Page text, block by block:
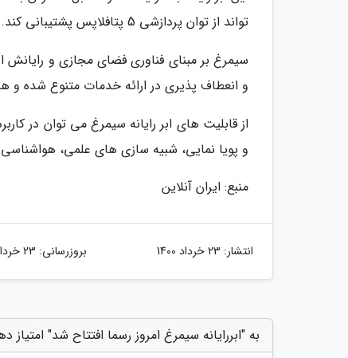
تواند از توان پردازشی 5 پتافلاپس پشتیبانی کند.
سیمرغ بر مبنای فناوری فضای مجازی و
و انعطاف پذیری در ارائه خدمات متنوع شده و
از قابلیت های ابر رایانه سیمرغ می توان در
و پویا نمایی، شبیه سازی های علمی، هواشناسی
منبع: ایران آنلاین
انتشار: 23 خرداد 1400 بروزرسانی: 23 خرداد 1400
به "ابررایانه سیمرغ امروز رسما افتتاح شد" امتیاز